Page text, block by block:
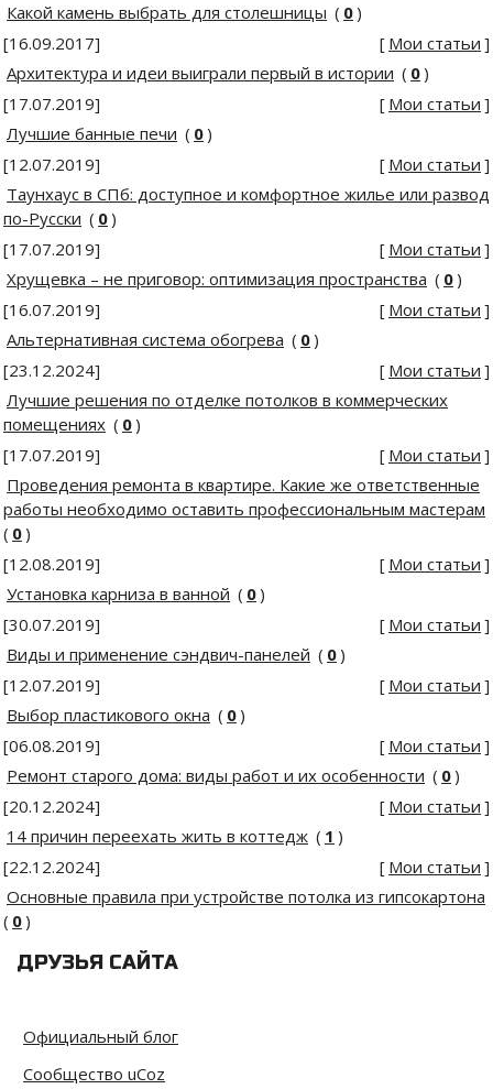
Какой камень выбрать для столешницы ( 0)
[16.09.2017]
[ Мои статьи ]
Архитектура и идеи выиграли первый в истории ( 0)
[17.07.2019]
[ Мои статьи ]
Лучшие банные печи ( 0)
[12.07.2019]
[ Мои статьи ]
Таунхаус в СПб: доступное и комфортное жилье или развод
по-Русски ( 0)
[17.07.2019]
[ Мои статьи ]
Хрущевка – не приговор: оптимизация пространства ( 0)
[16.07.2019]
[ Мои статьи ]
Альтернативная система обогрева ( 0)
[23.12.2024]
[ Мои статьи ]
Лучшие решения по отделке потолков в коммерческих
помещениях ( 0)
[17.07.2019]
[ Мои статьи ]
Проведения ремонта в квартире. Какие же ответственные
работы необходимо оставить профессиональным мастерам
( 0)
[12.08.2019]
[ Мои статьи ]
Установка карниза в ванной ( 0)
[30.07.2019]
[ Мои статьи ]
Виды и применение сэндвич-панелей ( 0)
[12.07.2019]
[ Мои статьи ]
Выбор пластикового окна ( 0)
[06.08.2019]
[ Мои статьи ]
Ремонт старого дома: виды работ и их особенности ( 0)
[20.12.2024]
[ Мои статьи ]
14 причин переехать жить в коттедж ( 1 )
[22.12.2024]
[ Мои статьи ]
Основные правила при устройстве потолка из гипсокартона
( 0)
ДРУЗЬЯ САЙТА
Официальный блог
Сообщество uCoz